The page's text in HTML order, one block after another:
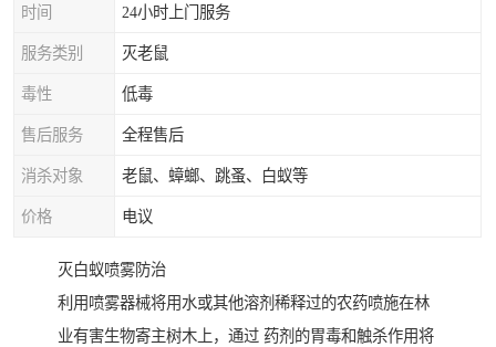
时间 24小时上门服务
服务类别 灭老鼠
毒性 低毒
售后服务 全程售后
消杀对象 老鼠、蟑螂、跳蚤、白蚁等
价格 电议
灭白蚁喷雾防治
利用喷雾器械将用水或其他溶剂稀释过的农药喷施在林
业有害生物寄主树木上，通过 药剂的胃毒和触杀作用将